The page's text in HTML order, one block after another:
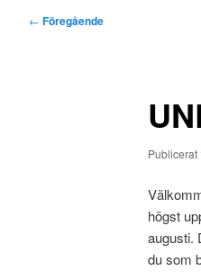
I← Föregående
Publicerat
högst
augusti.
du som